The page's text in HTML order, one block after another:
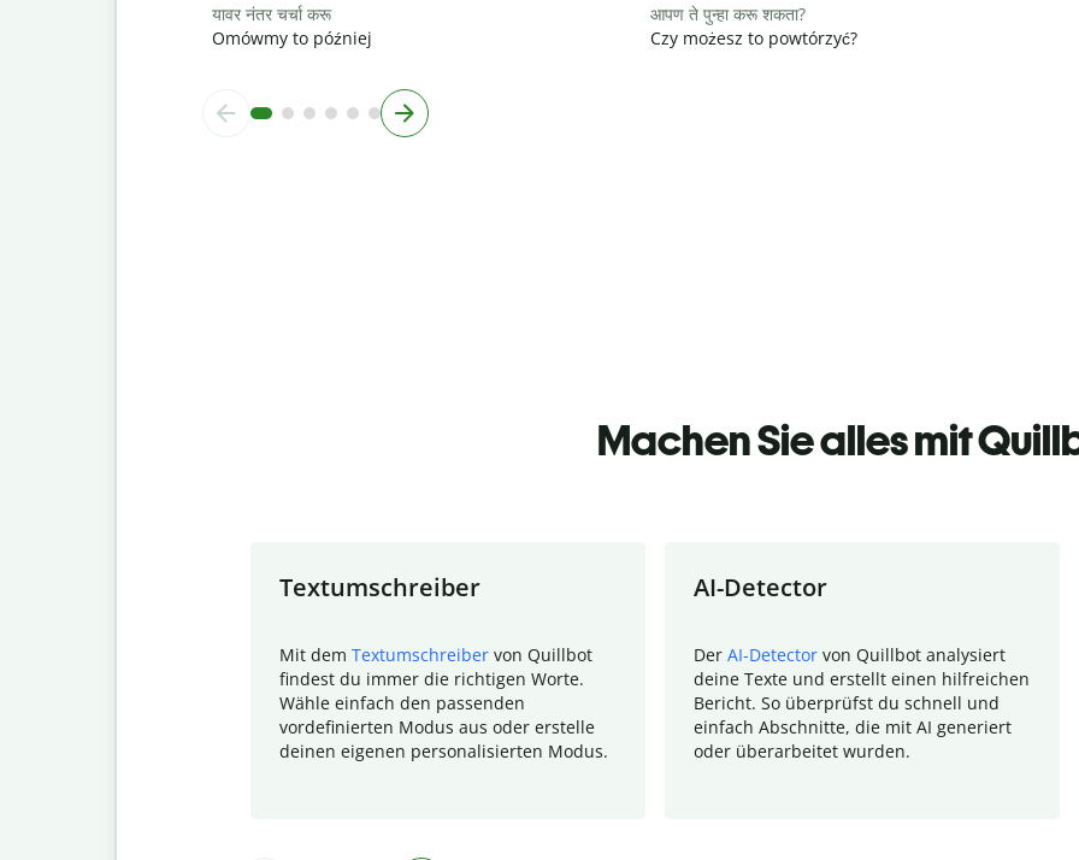
यावर नंतर चर्चा करू
Omówmy to później
आपण ते पुन्हा करू शकता?
Czy możesz to powtórzyć?
Machen Sie alles mit
Textumschreiber
Mit dem Textumschreiber von Quillbot
findest du immer die richtigen Worte.
Wähle einfach den passenden
vordefinierten Modus aus oder erstelle
deinen eigenen personalisierten Modus.
AI-Detector
Der AI-Detector von Quillbot analysiert
deine Texte und erstellt einen hilfreichen
Bericht. So überprüfst du schnell und
einfach Abschnitte, die mit AI generiert
oder überarbeitet wurden.